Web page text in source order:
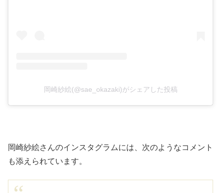
岡崎紗絵(@sae_okazaki)がシェアした投稿
岡崎紗絵さんのインスタグラムには、次のようなコメント
も添えられています。